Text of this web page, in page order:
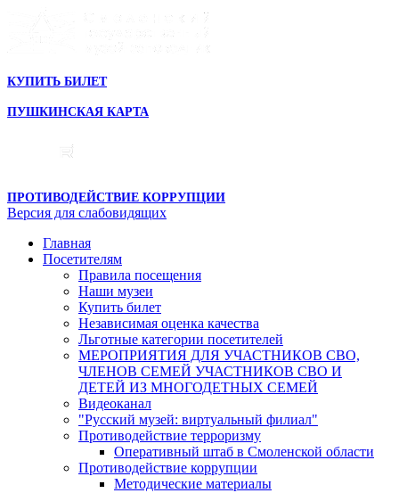
КУПИТЬ БИЛЕТ
ПУШКИНСКАЯ КАРТА
ПРОТИВОДЕЙСТВИЕ КОРРУПЦИИ
Версия для слабовидящих
Главная
Посетителям
Правила посещения
Наши музеи
Купить билет
Независимая оценка качества
Льготные категории посетителей
МЕРОПРИЯТИЯ ДЛЯ УЧАСТНИКОВ СВО,
ЧЛЕНОВ СЕМЕЙ УЧАСТНИКОВ СВО И
ДЕТЕЙ ИЗ МНОГОДЕТНЫХ СЕМЕЙ
Видеоканал
"Русский музей: виртуальный филиал"
Противодействие терроризму
Оперативный штаб в Смоленской области
Противодействие коррупции
Методические материалы